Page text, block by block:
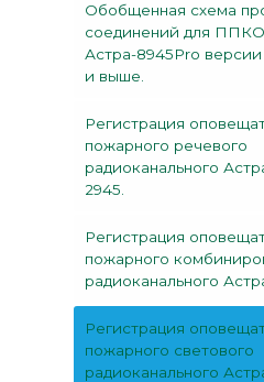
Обобщенная схема
соединений для
Астра-8945Pro
и выше.
Регистрация
пожарного речевого
радиоканального
2945.
Регистрация
пожарного
радиоканального
Регистрация
пожарного светового
радиоканального